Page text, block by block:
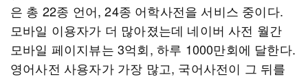
은 총 22종 언어, 24종 어학사전을 서비스 중이다.
모바일 이용자가 더 많아졌는데 네이버 사전 월간
모바일 페이지뷰는 3억회, 하루 1000만회에 달한다.
영어사전 사용자가 가장 많고, 국어사전이 그 뒤를